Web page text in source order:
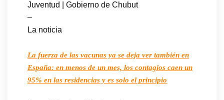
Juventud | Gobierno de Chubut
–
La noticia
La fuerza de las vacunas ya se deja ver también en
España: en menos de un mes, los contagios caen un
95% en las residencias y es solo el principio